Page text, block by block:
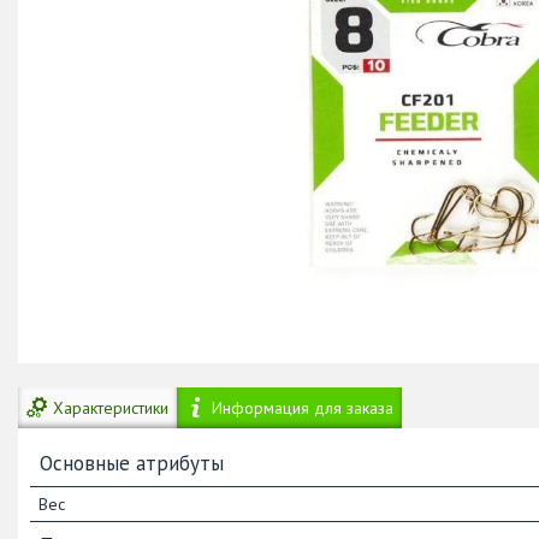
Характеристики Информация для заказа
Основные атрибуты
Вес